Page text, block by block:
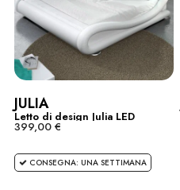
JULIA
Letto di design Julia LED
399,00 €
CONSEGNA: UNA SETTIMANA